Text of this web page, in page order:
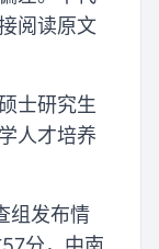
阅读原文
士研究生
人才培养
组发布情